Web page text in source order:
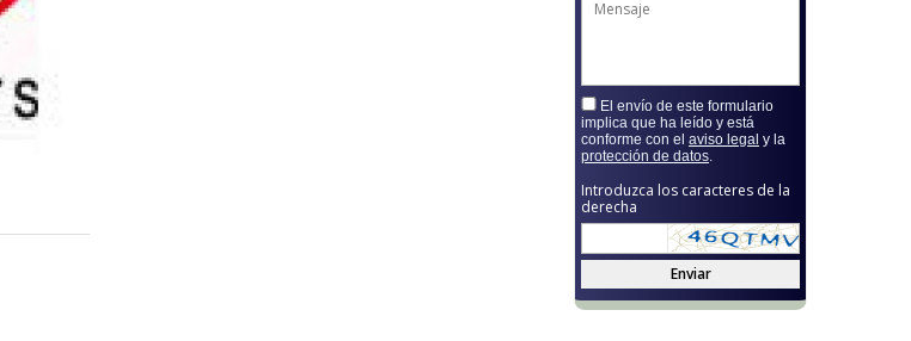
El envío de este formulario
implica que ha leído y está
conforme con el aviso legal y la
protección de datos.
Introduzca los caracteres de la
derecha
Enviar